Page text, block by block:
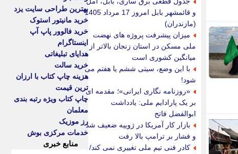
و قائمشهر بابل امروز 17 مرداد 1405
(مازندران)
میزان پیشرفت پروژه های نهضت
ملی مسکن در استان زنجان بالاتر از
میانگین کشوری است
با این وضع، سیتی ششم یا هفتم می
شود!
«روزنامه نگاری ایرانی»؛ مقدمه ای
بر یک پارادایم ملی: یادداشت
ابوالفضل فاتح
بازار کار آمریکا در ژوییه ضعیف شد
و فشار بر ترامپ بالا رفت
کادر فنی تیم ملی تغییری نمی کند/
بهترین طراحی سایت یزد
خرید مانیتور استوک
خرید فالوور پاپ آپ
اینستاگرام
هدایای تبلیغاتی
خرید سالت
هزینه چاپ کتاب با ارزان
ترین قیمت
چاپ کتاب ویژه رتبه بندی
معلمان
رز موزیک
خدمات مرکزی بوش
منابع خبری